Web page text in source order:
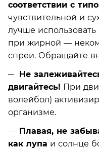
соответствии с
чувствительной и
лучше
при жирной —
спреи. Обращайте
Не
двигайтесь! При
волейбол)
организме.
Плавая, не
как лупа и солнце